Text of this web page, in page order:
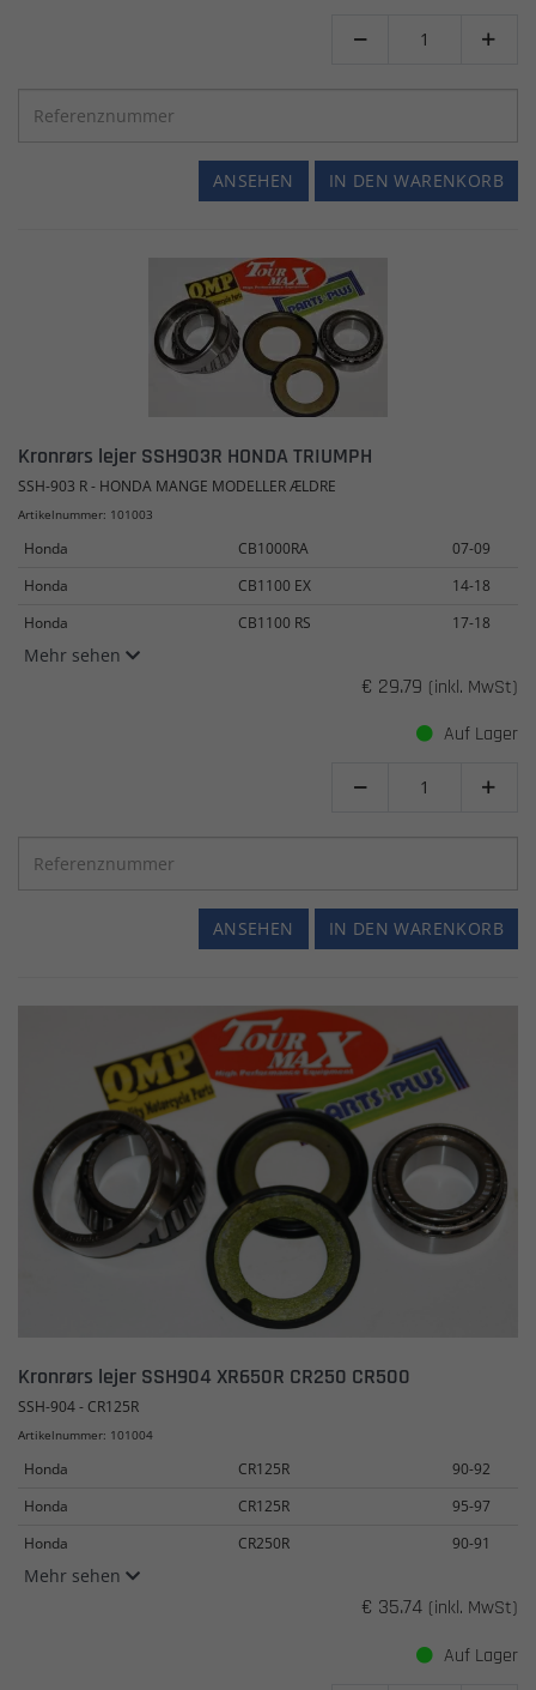
 
IN DEN WARENKORB
ANSEHEN
Kronrørs lejer SSH903R HONDA TRIUMPH
SSH-903 R - HONDA MANGE MODELLER ÆLDRE
Artikelnummer: 101003
Honda CB1000RA
07-09
Honda
CB1100 EX
14-18
Honda
CB1100 RS 17-18
Mehr sehen
€ 29.79 (inkl. MwSt)
Auf Lager
 
IN DEN WARENKORB
ANSEHEN
Kronrørs lejer SSH904 XR650R CR250 CR500
SSH-904 - CR125R
Artikelnummer: 101004
Honda CR125R
90-92
Honda
CR125R
95-97
Honda
CR250R 90-91
Mehr sehen
€ 35.74 (inkl. MwSt)
Auf Lager